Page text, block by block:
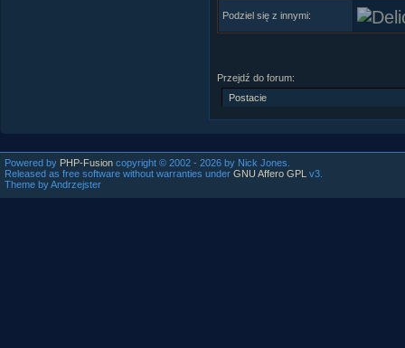
"Im
to byĂŚ
"-Emocje,
Podziel się z innymi:
Przejdź do forum:
Powered by PHP-Fusion copyright © 2002 - 2026 by Nick Jones.
Released as free software without warranties under GNU Affero GPL v3.
Theme by Andrzejster